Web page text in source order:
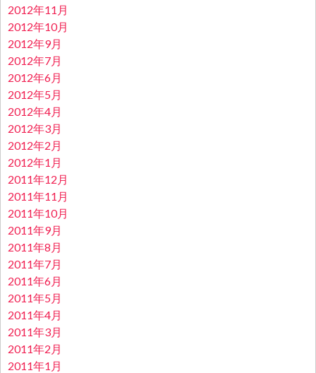
2012年11月
2012年10月
2012年9月
2012年7月
2012年6月
2012年5月
2012年4月
2012年3月
2012年2月
2012年1月
2011年12月
2011年11月
2011年10月
2011年9月
2011年8月
2011年7月
2011年6月
2011年5月
2011年4月
2011年3月
2011年2月
2011年1月